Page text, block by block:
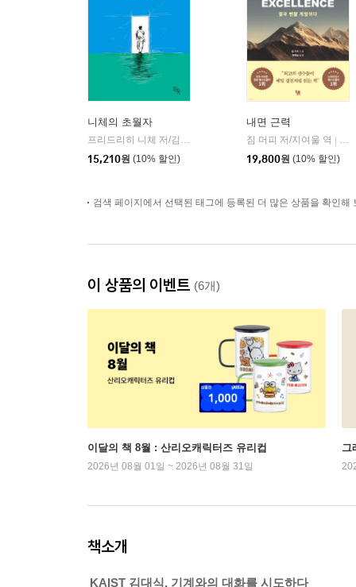
니체의 초월자
프리드리히 니체 저/김철 편역
15,210원 (10% 할인)
내면 근력
짐 머피 저/지여울 역
윌
19,800원 (10% 할인)
검색 페이지에서 선택된 태그에 등록된 더 많은 상품을 확인해
이 상품의 이벤트 (6개)
이달의 책 8월 : 산리오캐릭터즈 유리컵
2026년 08월 01일 ~ 2026년 08월 31일
그
책소개
KAIST 김대식, 기계와의 대화를 시도하다